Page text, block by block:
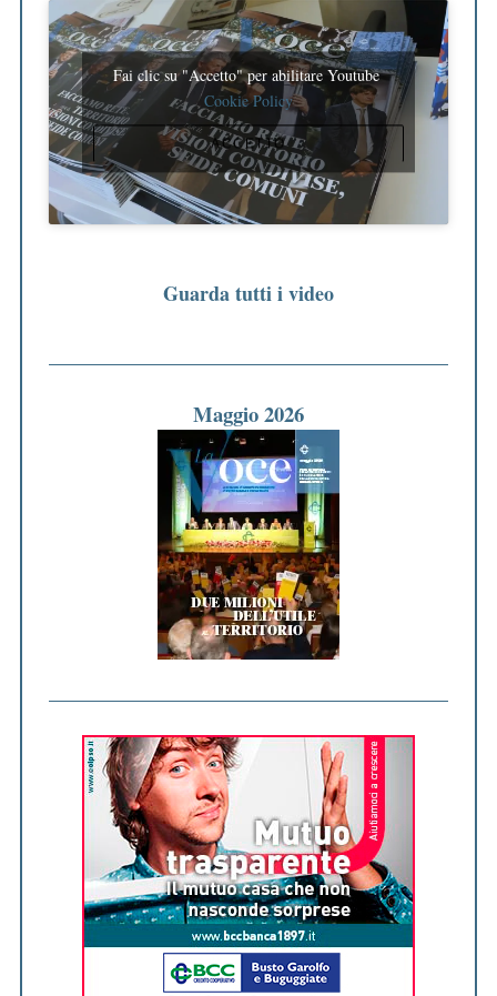
Fai clic su "Accetto" per abilitare Youtube
Cookie Policy
ACCETTO
Guarda tutti i video
Maggio 2026